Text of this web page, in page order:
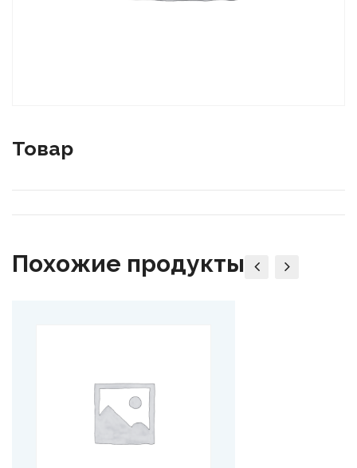
Товар
Похожие продукты